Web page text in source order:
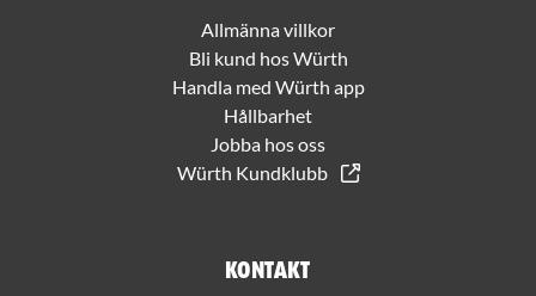
Allmänna villkor
Bli kund hos Würth
Handla med Würth app
Hållbarhet
Jobba hos oss
Würth Kundklubb
Kontakt